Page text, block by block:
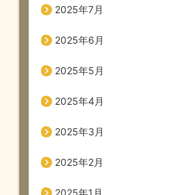
2025年7月
2025年6月
2025年5月
2025年4月
2025年3月
2025年2月
2025年1月